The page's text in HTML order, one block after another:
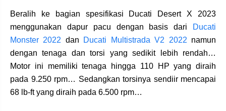
Beralih ke bagian spesifikasi Ducati Desert X 2023
menggunakan dapur pacu dengan basis dari
Ducati
Monster 2022 dan Ducati Multistrada V2 2022 namun
dengan tenaga dan torsi yang sedikit lebih rendah…
Motor ini memiliki tenaga hingga 110 HP yang diraih
pada 9.250 rpm… Sedangkan torsinya sendiir mencapai
68 lb-ft yang diraih pada 6.500 rpm…